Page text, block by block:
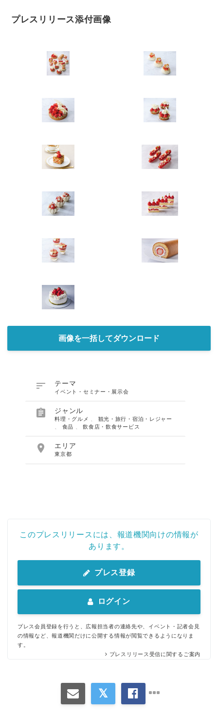
プレスリリース添付画像
画像を一括してダウンロード
 テーマ
イベント・セミナー・展示会
 ジャンル
料理・グルメ
観光・旅行・宿泊・レジャー
食品 、飲食店・飲食サービス
 エリア
東京都
このプレスリリースには、報道機関向けの情報が
あります。
プレス登録
ログイン
プレス会員登録を行うと、広報担当者の連絡先や、イベント・記者会見
の情報など、報道機関だけに公開する情報が閲覧できるようになりま
す。
プレスリリース受信に関するご案内